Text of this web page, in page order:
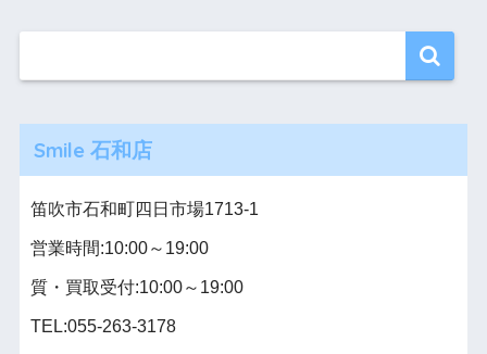
Smile 石和店
笛吹市石和町四日市場1713-1
営業時間:10:00～19:00
質・買取受付:10:00～19:00
TEL:055-263-3178